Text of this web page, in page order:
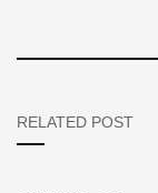
RELATED POST